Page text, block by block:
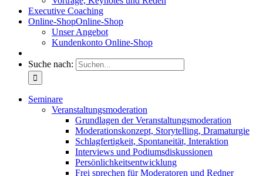
Executive Coaching
Online-ShopOnline-Shop
Unser Angebot
Kundenkonto Online-Shop
Suche nach:
Seminare
Veranstaltungsmoderation
Grundlagen der Veranstaltungsmoderation
Moderationskonzept, Storytelling, Dramaturgie
Schlagfertigkeit, Spontaneität, Interaktion
Interviews und Podiumsdiskussionen
Persönlichkeitsentwicklung
Frei sprechen für Moderatoren und Redner